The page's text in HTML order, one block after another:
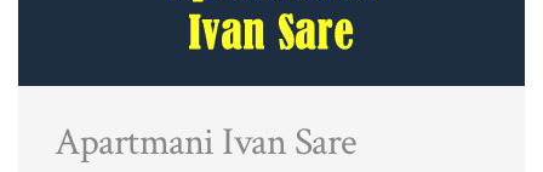
Apartmani Ivan Sare